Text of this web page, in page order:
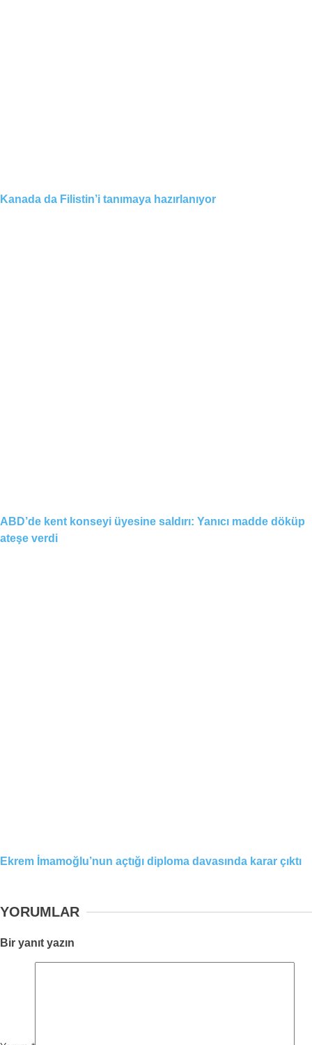
Kanada da Filistin’i tanımaya hazırlanıyor
ABD’de kent konseyi üyesine saldırı: Yanıcı madde döküp
ateşe verdi
Ekrem İmamoğlu’nun açtığı diploma davasında karar çıktı
YORUMLAR
Bir yanıt yazın